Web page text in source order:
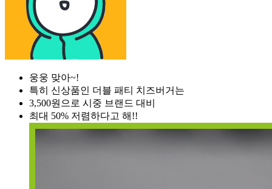
웅웅 맞아~!
특히 신상품인 더블 패티 치즈버거는
3,500원으로 시중 브랜드 대비
최대 50% 저렴하다고 해!!